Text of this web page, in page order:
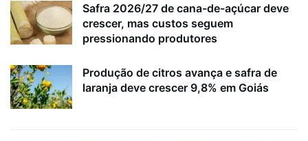
Safra 2026/27 de cana-de-açúcar deve
crescer, mas custos seguem
pressionando produtores
Produção de citros avança e safra de
laranja deve crescer 9,8% em Goiás